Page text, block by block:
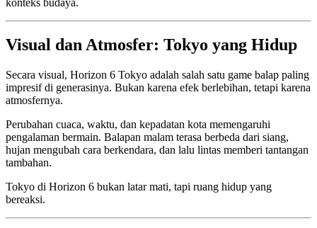
Visual dan Atmosfer: Tokyo yang Hidup
Secara visual, Horizon 6 Tokyo adalah salah satu game balap paling
impresif di generasinya. Bukan karena efek berlebihan, tetapi karena
atmosfernya.
Perubahan cuaca, waktu, dan kepadatan kota memengaruhi
pengalaman bermain. Balapan malam terasa berbeda dari siang,
hujan mengubah cara berkendara, dan lalu lintas memberi tantangan
tambahan.
Tokyo di Horizon 6 bukan latar mati, tapi ruang hidup yang
bereaksi.